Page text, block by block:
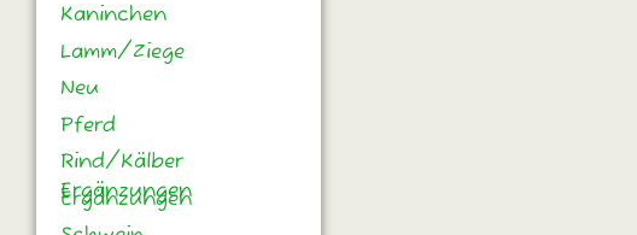
Kaninchen
Lamm/Ziege
Neu
Pferd
Rind/Kälber
Ergänzungen
Ergänzungen